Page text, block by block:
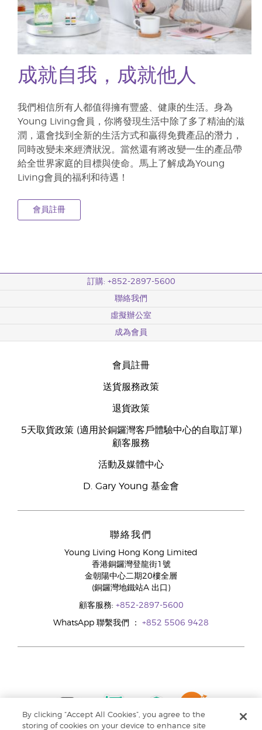
成就自我，成就他人
我們相信所有人都值得擁有豐盛、健康的生活。身為
Young Living會員，你將發現生活中除了多了精油的滋
潤，還會找到全新的生活方式和贏得免費產品的潛力，
同時改變未來經濟狀況。當然還有將改變一生的產品帶
給全世界家庭的目標與使命。馬上了解成為Young
Living會員的福利和待遇！
會員註冊
訂購: +852-2897-5600
聯絡我們
虛擬辦公室
成為會員
會員註冊
送貨服務政策
退貨政策
5天取貨政策 (適用於銅鑼灣客戶體驗中心的自取訂單)
顧客服務
活動及媒體中心
D. Gary Young 基金會
聯絡我們
Young Living Hong Kong Limited
香港銅鑼灣登龍街1號
金朝陽中心二期20樓全層
(銅鑼灣地鐵站A 出口)
顧客服務: +852-2897-5600
WhatsApp 聯繫我們 ： +852 5506 9428
By clicking “Accept All Cookies”, you agree to the
storing of cookies on your device to enhance site